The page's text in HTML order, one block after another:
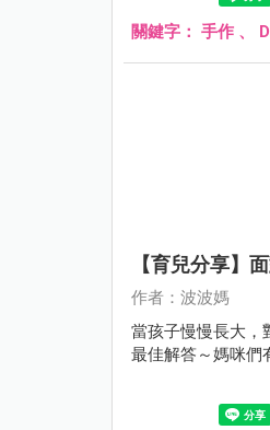
關鍵字： 手作 、
【育兒分享】
作者：波波媽
當孩子慢慢長大，
最佳解答～媽咪們